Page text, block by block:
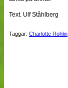
Text. Ulf Ståhlberg
Taggar: Charlotte Rohlin